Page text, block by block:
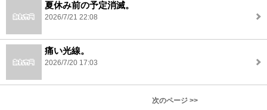
夏休み前の予定消滅。
2026/7/21 22:08
痛い光線。
2026/7/20 17:03
次のページ >>